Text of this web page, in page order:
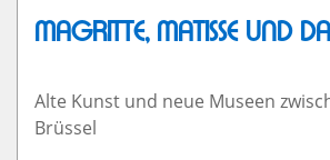
MAGRITTE, MATISSE UND
Alte Kunst und neue Museen
Brüssel